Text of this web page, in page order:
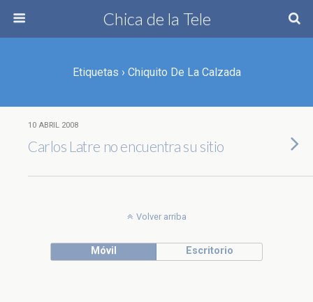
Chica de la Tele
Etiquetas › Chiquito De La Calzada
10 ABRIL 2008
Carlos Latre no encuentra su sitio
Volver arriba
Móvil Escritorio